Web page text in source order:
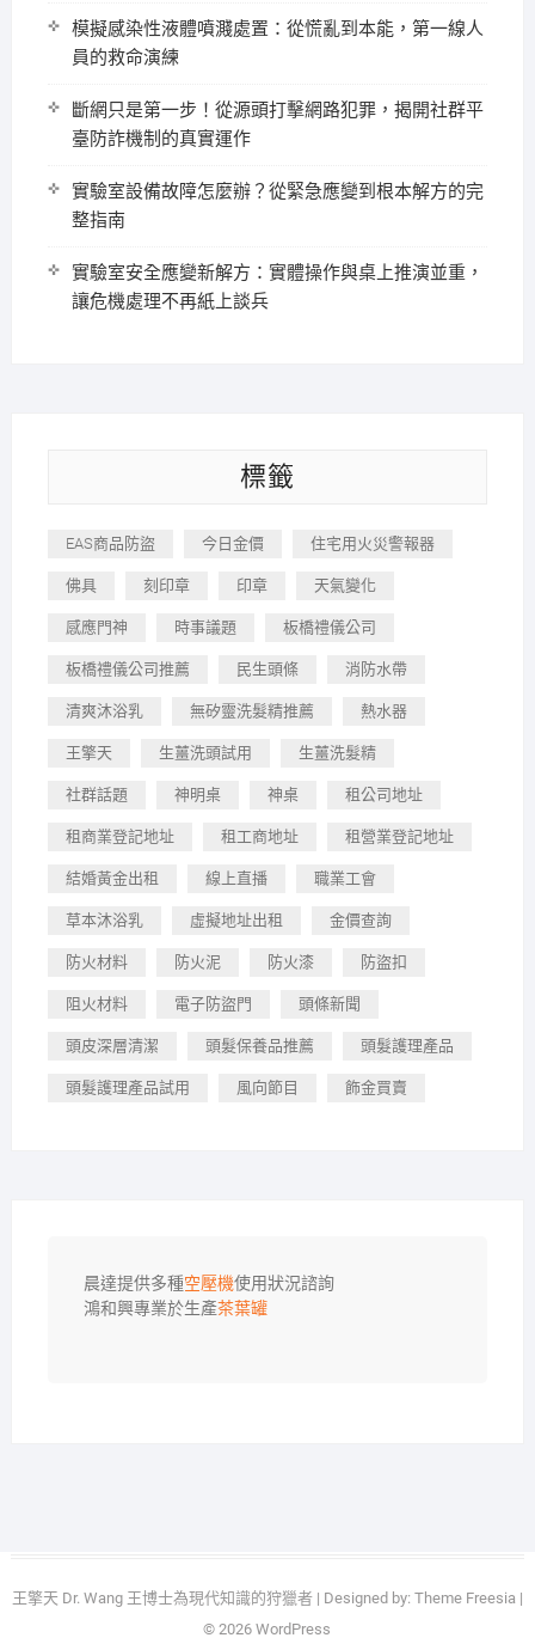
模擬感染性液體噴濺處置：從慌亂到本能，第一線人
員的救命演練
斷網只是第一步！從源頭打擊網路犯罪，揭開社群平
臺防詐機制的真實運作
實驗室設備故障怎麼辦？從緊急應變到根本解方的完
整指南
實驗室安全應變新解方：實體操作與桌上推演並重，
讓危機處理不再紙上談兵
標籤
EAS商品防盜 今日金價 住宅用火災警報器
佛具 刻印章 印章 天氣變化
感應門神 時事議題 板橋禮儀公司
板橋禮儀公司推薦 民生頭條 消防水帶
清爽沐浴乳 無矽靈洗髮精推薦 熱水器
王擎天 生薑洗頭試用 生薑洗髮精
社群話題 神明桌 神桌 租公司地址
租商業登記地址 租工商地址 租營業登記地址
結婚黃金出租 線上直播 職業工會
草本沐浴乳 虛擬地址出租 金價查詢
防火材料 防火泥 防火漆 防盜扣
阻火材料 電子防盜門 頭條新聞
頭皮深層清潔 頭髮保養品推薦 頭髮護理產品
頭髮護理產品試用 風向節目 飾金買賣
晨達提供多種空壓機使用狀況諮詢
鴻和興專業於生產茶葉罐
王擎天 Dr. Wang 王博士為現代知識的狩獵者| Designed by: Theme Freesia|
© 2026WordPress